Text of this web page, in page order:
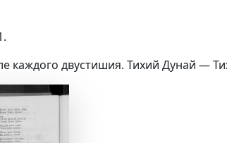
каждого двустишия. Тихий Дунай —